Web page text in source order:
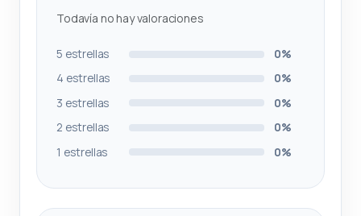
Todavía no hay valoraciones
5 estrellas
0%
4 estrellas
0%
3 estrellas
0%
2 estrellas
0%
1 estrellas
0%